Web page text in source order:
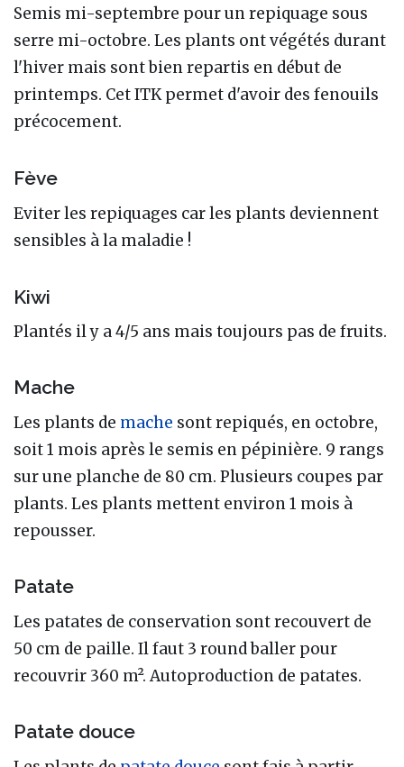
Semis mi-septembre pour un repiquage sous
serre mi-octobre. Les plants ont végétés durant
l'hiver mais sont bien repartis en début de
printemps. Cet ITK permet d'avoir des fenouils
précocement.
Fève
Eviter les repiquages car les plants deviennent
sensibles à la maladie !
Kiwi
Plantés il y a 4/5 ans mais toujours pas de fruits.
Mache
Les plants de mache sont repiqués, en octobre,
soit 1 mois après le semis en pépinière. 9 rangs
sur une planche de 80 cm. Plusieurs coupes par
plants. Les plants mettent environ 1 mois à
repousser.
Patate
Les patates de conservation sont recouvert de
50 cm de paille. Il faut 3 round baller pour
recouvrir 360 m². Autoproduction de patates.
Patate douce